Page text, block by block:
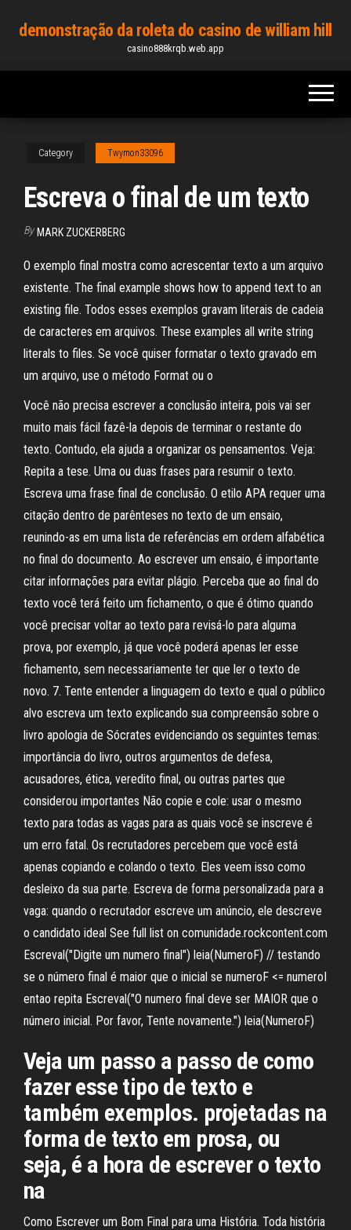
content
demonstração da roleta do casino de william hill
casino888krqb.web.app
Category Twymon33096
Escreva o final de um texto
By MARK ZUCKERBERG
O exemplo final mostra como acrescentar texto a um arquivo
existente. The final example shows how to append text to an
existing file. Todos esses exemplos gravam literais de cadeia
de caracteres em arquivos. These examples all write string
literals to files. Se você quiser formatar o texto gravado em
um arquivo, use o método Format ou o
Você não precisa escrever a conclusão inteira, pois vai ser
muito mais fácil fazê-la depois de terminar o restante do
texto. Contudo, ela ajuda a organizar os pensamentos. Veja:
Repita a tese. Uma ou duas frases para resumir o texto.
Escreva uma frase final de conclusão. O etilo APA requer uma
citação dentro de parênteses no texto de um ensaio,
reunindo-as em uma lista de referências em ordem alfabética
no final do documento. Ao escrever um ensaio, é importante
citar informações para evitar plágio. Perceba que ao final do
texto você terá feito um fichamento, o que é ótimo quando
você precisar voltar ao texto para revisá-lo para alguma
prova, por exemplo, já que você poderá apenas ler esse
fichamento, sem necessariamente ter que ler o texto de
novo. 7. Tente entender a linguagem do texto e qual o público
alvo escreva um texto explicando sua compreensão sobre o
livro apologia de Sócrates evidenciando os seguintes temas:
importância do livro, outros argumentos de defesa,
acusadores, ética, veredito final, ou outras partes que
considerou importantes Não copie e cole: usar o mesmo
texto para todas as vagas para as quais você se inscreve é
um erro fatal. Os recrutadores percebem que você está
apenas copiando e colando o texto. Eles veem isso como
desleixo da sua parte. Escreva de forma personalizada para a
vaga: quando o recrutador escreve um anúncio, ele descreve
o candidato ideal See full list on comunidade.rockcontent.com
Escreval("Digite um numero final") leia(NumeroF) // testando
se o número final é maior que o inicial se numeroF <= numeroI
entao repita Escreval("O numero final deve ser MAIOR que o
número inicial. Por favor, Tente novamente.") leia(NumeroF)
Veja um passo a passo de como
fazer esse tipo de texto e
também exemplos. projetadas na
forma de texto em prosa, ou
seja, é a hora de escrever o texto
na
Como Escrever um Bom Final para uma História. Toda história